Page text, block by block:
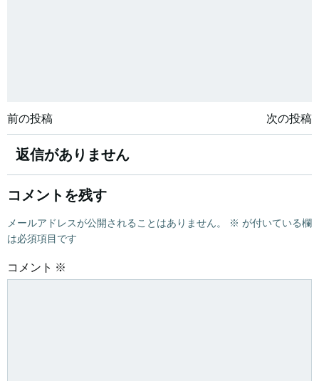
投
稿
ナ
ビ
ゲ
ー
前の投稿
ビ
ー
次の投稿
返信がありません
コメントを残す
メールアドレスが公開されることはありません。 ※ が付いている欄
は必須項目です
コメント ※